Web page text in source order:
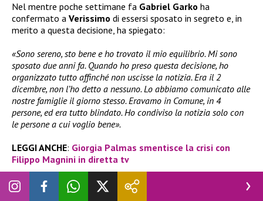
Nel mentre poche settimane fa Gabriel Garko ha
confermato a Verissimo di essersi sposato in segreto e, in
merito a questa decisione, ha spiegato:
«Sono sereno, sto bene e ho trovato il mio equilibrio. Mi sono
sposato due anni fa. Quando ho preso questa decisione, ho
organizzato tutto affinché non uscisse la notizia. Era il 2
dicembre, non l’ho detto a nessuno. Lo abbiamo comunicato alle
nostre famiglie il giorno stesso. Eravamo in Comune, in 4
persone, ed era tutto blindato. Ho condiviso la notizia solo con
le persone a cui voglio bene».
LEGGI ANCHE: Giorgia Palmas smentisce la crisi con
Filippo Magnini in diretta tv
SeguiteNovella 2000anche
su:
Facebook ,Instagram